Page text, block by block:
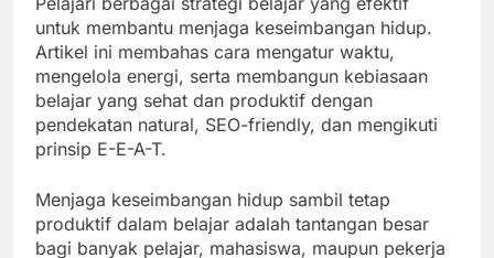
untuk membantu menjaga keseimbangan hidup.
Artikel ini membahas cara mengatur waktu,
mengelola energi, serta membangun kebiasaan
belajar yang sehat dan produktif dengan
pendekatan natural, SEO-friendly, dan mengikuti
prinsip E-E-A-T.
Menjaga keseimbangan hidup sambil tetap
produktif dalam belajar adalah tantangan besar
bagi banyak pelajar, mahasiswa, maupun pekerja